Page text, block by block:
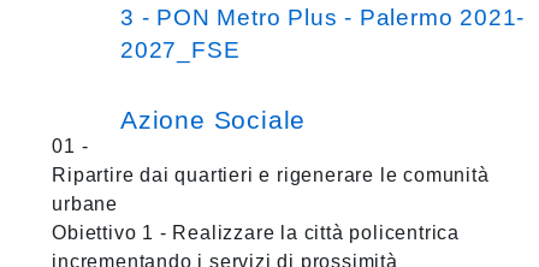
3 - PON Metro Plus - Palermo 2021-
2027_FSE
Azione Sociale
01 -
Ripartire dai quartieri e rigenerare le comunità
urbane
Obiettivo 1 - Realizzare la città policentrica
incrementando i servizi di prossimità